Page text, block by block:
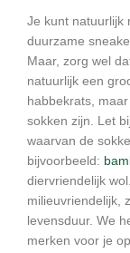
Je kunt natuurlijk
duurzame
Maar, zorg wel
natuurlijk een
habbekrats,
sokken zijn. Let
waarvan de
bijvoorbeeld:
diervriendelijk
milieuvriendelijk,
levensduur. We
merken voor je